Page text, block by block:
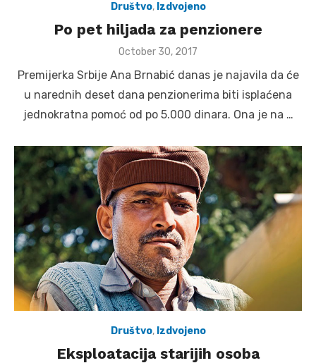
Društvo, Izdvojeno
Po pet hiljada za penzionere
Posted
October 30, 2017
Premijerka Srbije Ana Brnabić danas je najavila da će
u narednih deset dana penzionerima biti isplaćena
jednokratna pomoć od po 5.000 dinara. Ona je na …
Društvo, Izdvojeno
Eksploatacija starijih osoba